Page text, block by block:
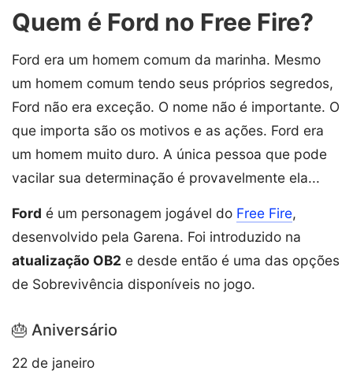
Quem é Ford no Free Fire?
Ford era um homem comum da marinha. Mesmo
um homem comum tendo seus próprios segredos,
Ford não era exceção. O nome não é importante. O
que importa são os motivos e as ações. Ford era
um homem muito duro. A única pessoa que pode
vacilar sua determinação é provavelmente ela...
Ford é um personagem jogável do Free Fire,
desenvolvido pela Garena. Foi introduzido na
atualização OB2 e desde então é uma das opções
de Sobrevivência disponíveis no jogo.
🎂 Aniversário
22 de janeiro